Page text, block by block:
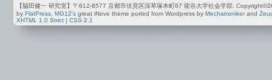
【脇田健一 研究室】〒612-8577 京都市伏見区深草塚本町67 龍谷大学社会学部.
by FlatPress. MG12's great iNove theme ported from Wordpress by Mechatronikerand
XHTML 1.0 Strict
CSS 2.1